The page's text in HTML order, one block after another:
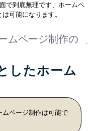
で到底無理です、ホームペ
可能になります。
ムページ制作の
したホーム
ページ制作は可能で